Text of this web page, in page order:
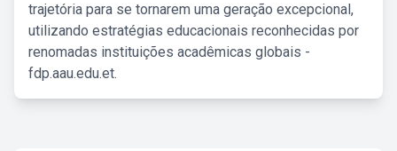
trajetória para se tornarem uma geração excepcional,
utilizando estratégias educacionais reconhecidas por
renomadas instituições acadêmicas globais -
fdp.aau.edu.et.